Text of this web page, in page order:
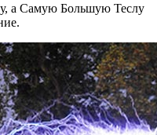
а Самую Большую Теслу